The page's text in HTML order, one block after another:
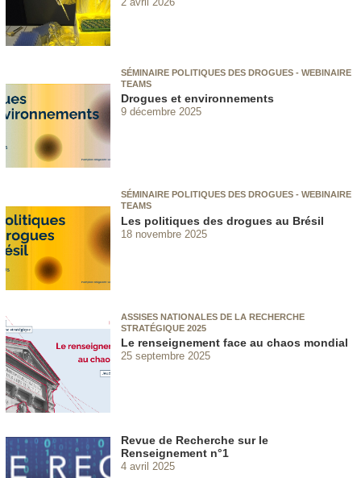
SÉMINAIRE POLITIQUES DES DROGUES - WEBINAIRE
TEAMS
Drogues et environnements
9 décembre 2025
SÉMINAIRE POLITIQUES DES DROGUES - WEBINAIRE
TEAMS
Les politiques des drogues au Brésil
18 novembre 2025
ASSISES NATIONALES DE LA RECHERCHE
STRATÉGIQUE 2025
Le renseignement face au chaos mondial
25 septembre 2025
Revue de Recherche sur le
Renseignement n°1
4 avril 2025